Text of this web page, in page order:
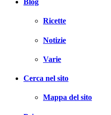
Blog
Ricette
Notizie
Varie
Cerca nel sito
Mappa del sito